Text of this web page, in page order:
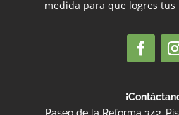
medida para que logres tus
Paseo de la Reforma 342,